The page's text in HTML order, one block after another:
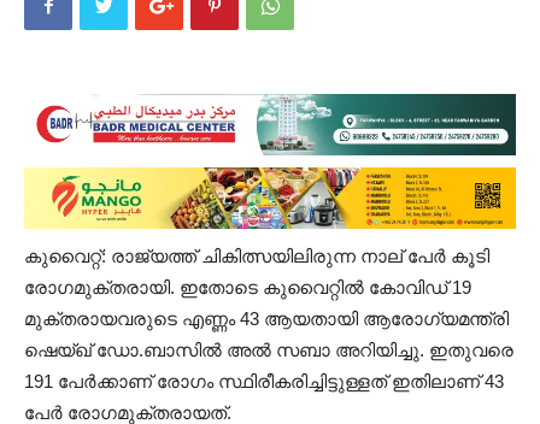
കുവൈറ്റ്: രാജ്യത്ത് ചികിത്സയിലിരുന്ന നാല് പേർ കൂടി
രോഗമുക്തരായി. ഇതോടെ കുവൈറ്റിൽ കോവിഡ് 19
മുക്തരായവരുടെ എണ്ണം 43 ആയതായി ആരോഗ്യമന്ത്രി
ഷെയ്ഖ് ഡോ.ബാസിൽ അൽ സബാ അറിയിച്ചു. ഇതുവരെ
191 പേർക്കാണ് രോഗം സ്ഥിരീകരിച്ചിട്ടുള്ളത് ഇതിലാണ് 43
പേർ രോഗമുക്തരായത്.